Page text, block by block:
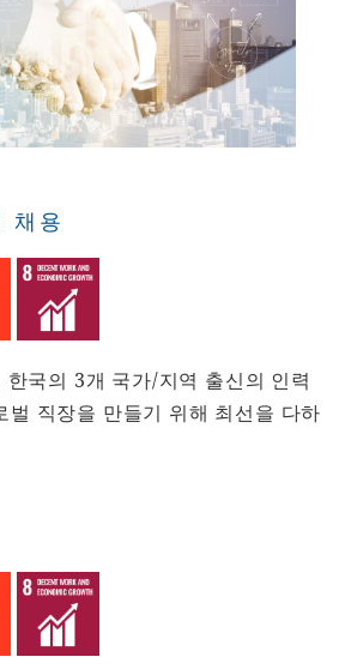
채용
국의 3개 국가/지역 출신의 인력
벌 직장을 만들기 위해 최선을 다하